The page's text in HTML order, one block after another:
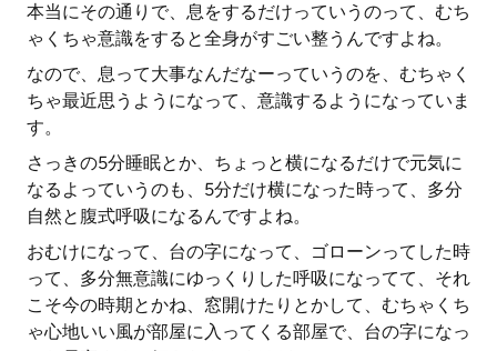
本当にその通りで、息をするだけっていうのって、むち
ゃくちゃ意識をすると全身がすごい整うんですよね。
なので、息って大事なんだなーっていうのを、むちゃく
ちゃ最近思うようになって、意識するようになっていま
す。
さっきの5分睡眠とか、ちょっと横になるだけで元気に
なるよっていうのも、5分だけ横になった時って、多分
自然と腹式呼吸になるんですよね。
おむけになって、台の字になって、ゴローンってした時
って、多分無意識にゆっくりした呼吸になってて、それ
こそ今の時期とかね、窓開けたりとかして、むちゃくち
ゃ心地いい風が部屋に入ってくる部屋で、台の字になっ